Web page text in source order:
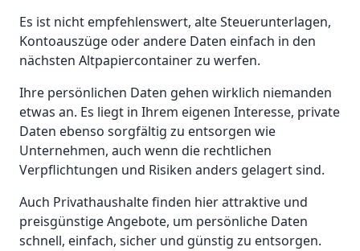
Es ist nicht empfehlenswert, alte Steuerunterlagen,
Kontoauszüge oder andere Daten einfach in den
nächsten Altpapiercontainer zu werfen.
Ihre persönlichen Daten gehen wirklich niemanden
etwas an. Es liegt in Ihrem eigenen Interesse, private
Daten ebenso sorgfältig zu entsorgen wie
Unternehmen, auch wenn die rechtlichen
Verpflichtungen und Risiken anders gelagert sind.
Auch Privathaushalte finden hier attraktive und
preisgünstige Angebote, um persönliche Daten
schnell, einfach, sicher und günstig zu entsorgen.